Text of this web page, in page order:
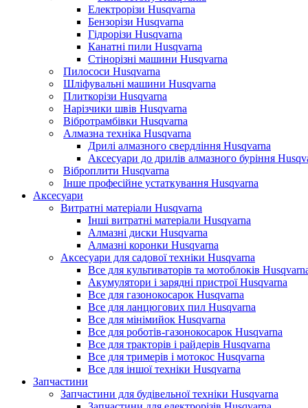
Електрорізи Husqvarna
Бензорізи Husqvarna
Гідрорізи Husqvarna
Канатні пили Husqvarna
Стінорізні машини Husqvarna
Пилососи Husqvarna
Шліфувальні машини Husqvarna
Плиткорізи Husqvarna
Нарізчики швів Husqvarna
Вібротрамбівки Husqvarna
Алмазна техніка Husqvarna
Дрилі алмазного свердління Husqvarna
Аксесуари до дрилів алмазного буріння
Віброплити Husqvarna
Інше професійне устаткування Husqvarna
Аксесуари
Витратні матеріали Husqvarna
Інші витратні матеріали Husqvarna
Алмазні диски Husqvarna
Алмазні коронки Husqvarna
Аксесуари для садової техніки Husqvarna
Все для культиваторів та мотоблоків
Акумулятори і зарядні пристрої Husqvarna
Все для газонокосарок Husqvarna
Все для ланцюгових пил Husqvarna
Все для мінімийок Husqvarna
Все для роботів-газонокосарок Husqvarna
Все для тракторів і райдерів Husqvarna
Все для тримерів і мотокос Husqvarna
Все для іншої техніки Husqvarna
Запчастини
Запчастини для будівельної техніки Husqvarna